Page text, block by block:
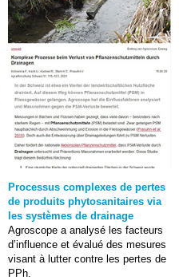
Processus complexes de pertes
de produits phytosanitaires via
les systèmes de drainage
Agroscope a analysé les facteurs
d’influence et évalué des mesures
visant à lutter contre les pertes de
PPh.